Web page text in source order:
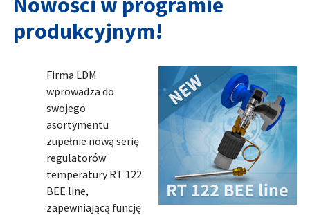
produkcyjnym!
Firma LDM
wprowadza do
swojego
asortymentu
zupełnie nową serię
regulatorów
temperatury RT 122
BEE line,
zapewniającą funcję